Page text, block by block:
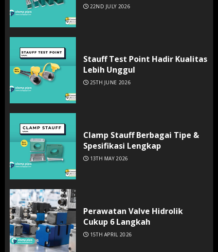
22ND JULY 2026
Stauff Test Point Hadir Kualitas
Lebih Unggul
25TH JUNE 2026
Clamp Stauff Berbagai Tipe &
Spesifikasi Lengkap
13TH MAY 2026
Perawatan Valve Hidrolik
Cukup 6 Langkah
15TH APRIL 2026